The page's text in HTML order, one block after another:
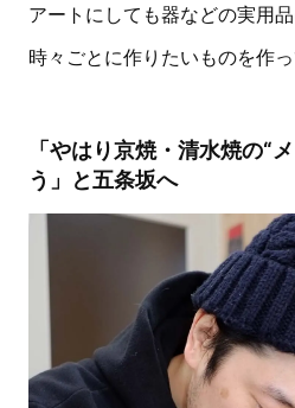
アートにしても器などの実用
時々ごとに作りたいものを作
「やはり京焼・清水焼の“
う」と五条坂へ